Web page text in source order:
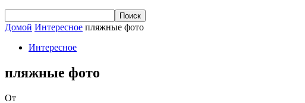
Домой Интересное пляжные фото
Интересное
пляжные фото
От